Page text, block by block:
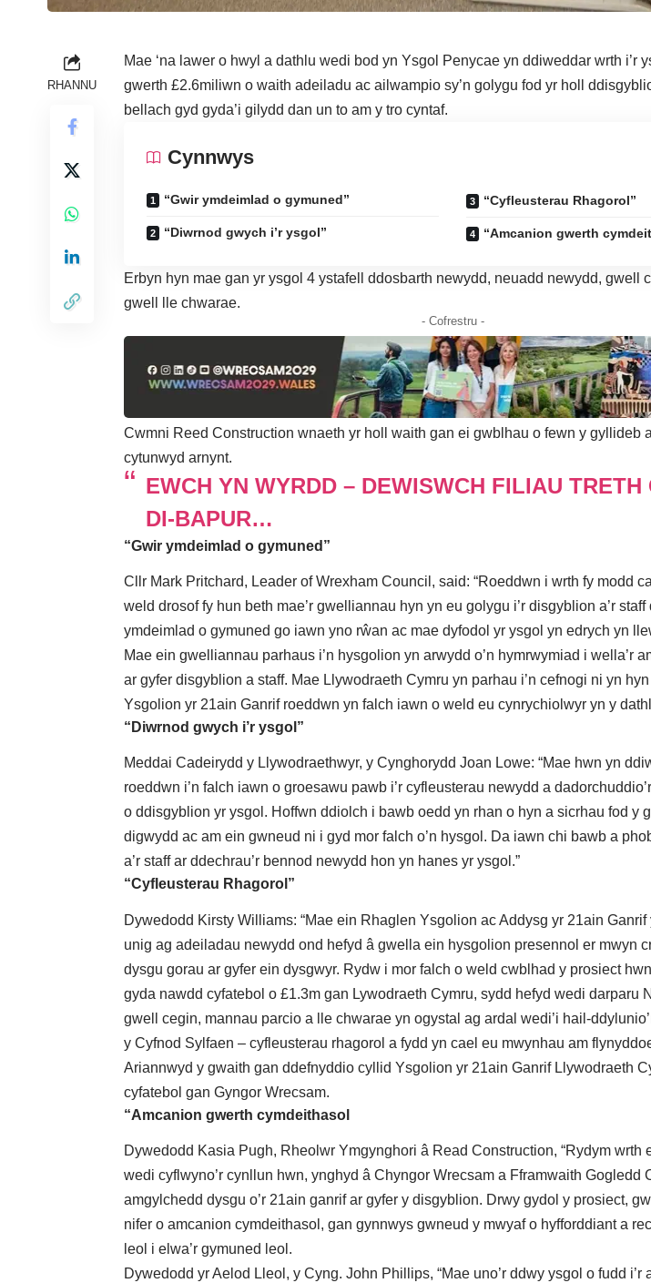
RHANNU
Mae ‘na lawer o hwyl a dathlu wedi bod yn Ysgol Penycae yn ddiweddar wrth i’r
gwerth £2.6miliwn o waith adeiladu ac ailwampio sy’n golygu fod yr holl
bellach gyd gyda’i gilydd dan un to am y tro cyntaf.
Cynnwys
“Gwir ymdeimlad o gymuned”
“Diwrnod gwych i’r ysgol”
“Cyfleusterau Rhagorol”
“Amcanion gwerth
Erbyn hyn mae gan yr ysgol 4 ystafell ddosbarth newydd, neuadd newydd, gwell
gwell lle chwarae.
- Cofrestru -
Cwmni Reed Construction wnaeth yr holl waith gan ei gwblhau o fewn y gyllideb
cytunwyd arnynt.
EWCH YN WYRDD – DEWISWCH FILIAU TRETH
DI-BAPUR…
“Gwir ymdeimlad o gymuned”
Cllr Mark Pritchard, Leader of Wrexham Council, said: “Roeddwn i wrth fy modd
weld drosof fy hun beth mae’r gwelliannau hyn yn eu golygu i’r disgyblion a’r staff
ymdeimlad o gymuned go iawn yno rŵan ac mae dyfodol yr ysgol yn edrych yn
Mae ein gwelliannau parhaus i’n hysgolion yn arwydd o’n hymrwymiad i wella’r
ar gyfer disgyblion a staff. Mae Llywodraeth Cymru yn parhau i’n cefnogi ni yn
Ysgolion yr 21ain Ganrif roeddwn yn falch iawn o weld eu cynrychiolwyr yn y
“Diwrnod gwych i’r ysgol”
Meddai Cadeirydd y Llywodraethwyr, y Cynghorydd Joan Lowe: “Mae hwn yn
roeddwn i’n falch iawn o groesawu pawb i’r cyfleusterau newydd a
o ddisgyblion yr ysgol. Hoffwn ddiolch i bawb oedd yn rhan o hyn a sicrhau fod y
digwydd ac am ein gwneud ni i gyd mor falch o’n hysgol. Da iawn chi bawb a
a’r staff ar ddechrau’r bennod newydd hon yn hanes yr ysgol.”
“Cyfleusterau Rhagorol”
Dywedodd Kirsty Williams: “Mae ein Rhaglen Ysgolion ac Addysg yr 21ain
unig ag adeiladau newydd ond hefyd â gwella ein hysgolion presennol er mwyn
dysgu gorau ar gyfer ein dysgwyr. Rydw i mor falch o weld cwblhad y prosiect
gyda nawdd cyfatebol o £1.3m gan Lywodraeth Cymru, sydd hefyd wedi darparu
gwell cegin, mannau parcio a lle chwarae yn ogystal ag ardal wedi’i hail-
y Cyfnod Sylfaen – cyfleusterau rhagorol a fydd yn cael eu mwynhau am
Ariannwyd y gwaith gan ddefnyddio cyllid Ysgolion yr 21ain Ganrif Llywodraeth
cyfatebol gan Gyngor Wrecsam.
“Amcanion gwerth cymdeithasol
Dywedodd Kasia Pugh, Rheolwr Ymgynghori â Read Construction, “Rydym wrth
wedi cyflwyno’r cynllun hwn, ynghyd â Chyngor Wrecsam a Fframwaith Gogledd
amgylchedd dysgu o’r 21ain ganrif ar gyfer y disgyblion. Drwy gydol y prosiect,
nifer o amcanion cymdeithasol, gan gynnwys gwneud y mwyaf o hyfforddiant a
leol i elwa’r gymuned leol.
Dywedodd yr Aelod Lleol, y Cyng. John Phillips, “Mae uno’r ddwy ysgol o fudd i’r